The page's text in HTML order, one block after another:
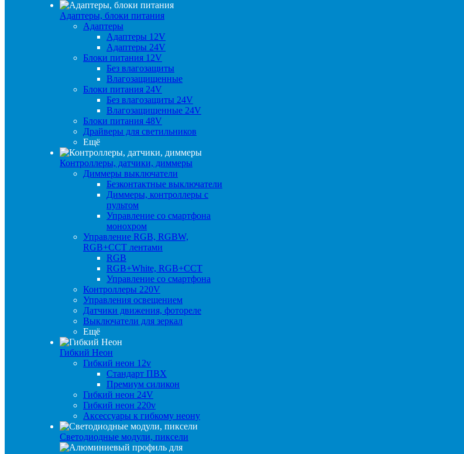
Адаптеры, блоки питания
Адаптеры
Адаптеры 12V
Адаптеры 24V
Блоки питания 12V
Без влагозащиты
Влагозащищенные
Блоки питания 24V
Без влагозащиты 24V
Влагозащищенные 24V
Блоки питания 48V
Драйверы для светильников
Ещё
Контроллеры, датчики, диммеры
Диммеры выключатели
Безконтактные выключатели
Диммеры, контроллеры с
пультом
Управление со смартфона
монохром
Управление RGB, RGBW,
RGB+CCT лентами
RGB
RGB+White, RGB+CCT
Управление со смартфона
Контроллеры 220V
Управления освещением
Датчики движения, фотореле
Выключатели для зеркал
Ещё
Гибкий Неон
Гибкий неон 12v
Стандарт ПВХ
Премиум силикон
Гибкий неон 24V
Гибкий неон 220v
Аксессуары к гибкому неону
Светодиодные модули, пиксели